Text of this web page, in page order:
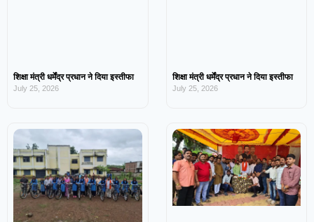
शिक्षा मंत्री धर्मेंद्र प्रधान ने दिया इस्तीफा
July 25, 2026
शिक्षा मंत्री धर्मेंद्र प्रधान ने दिया इस्तीफा
July 25, 2026